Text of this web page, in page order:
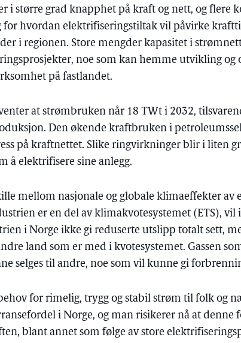
i større grad knapphet på kraft og nett, og flere
hvordan elektrifiseringstiltak vil påvirke
i regionen. Store mengder kapasitet i
noe som kan hemme utvikling
på fastlandet.
at strømbruken når 18 TWt i 2032,
Den økende kraftbruken i
på kraftnettet. Slike ringvirkninger blir i liten
å elektrifisere sine anlegg.
mellom nasjonale og globale klimaeffekter av
er en del av klimakvotesystemet (ETS),
i Norge ikke gi reduserte utslipp totalt sett,
land som er med i kvotesystemet. Gassen
selges til andre, noe som vil kunne gi
for rimelig, trygg og stabil strøm til folk og
i Norge, og man risikerer nå at denne
blant annet som følge av store